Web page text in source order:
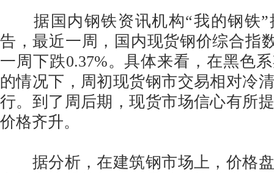
据国内钢铁资讯机构“我的钢铁”
告，最近一周，国内现货钢价综合指
一周下跌0.37%。具体来看，在黑色
的情况下，周初现货钢市交易相对冷
行。到了周后期，现货市场信心有所
价格齐升。
据分析，在建筑钢市场上，价格盘